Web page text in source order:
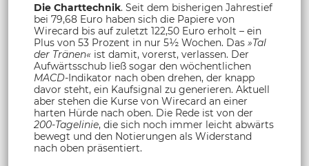
Die Charttechnik. Seit dem bisherigen Jahrestief
bei 79,68 Euro haben sich die Papiere von
Wirecard bis auf zuletzt 122,50 Euro erholt – ein
Plus von 53 Prozent in nur 5½ Wochen. Das »Tal
der Tränen« ist damit, vorerst, verlassen. Der
Aufwärtsschub ließ sogar den wöchentlichen
MACD-Indikator nach oben drehen, der knapp
davor steht, ein Kaufsignal zu generieren. Aktuell
aber stehen die Kurse von Wirecard an einer
harten Hürde nach oben. Die Rede ist von der
200-Tagelinie, die sich noch immer leicht abwärts
bewegt und den Notierungen als Widerstand
nach oben präsentiert.